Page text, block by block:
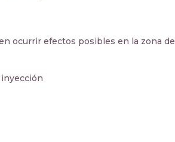
ocurrir efectos posibles en la zona